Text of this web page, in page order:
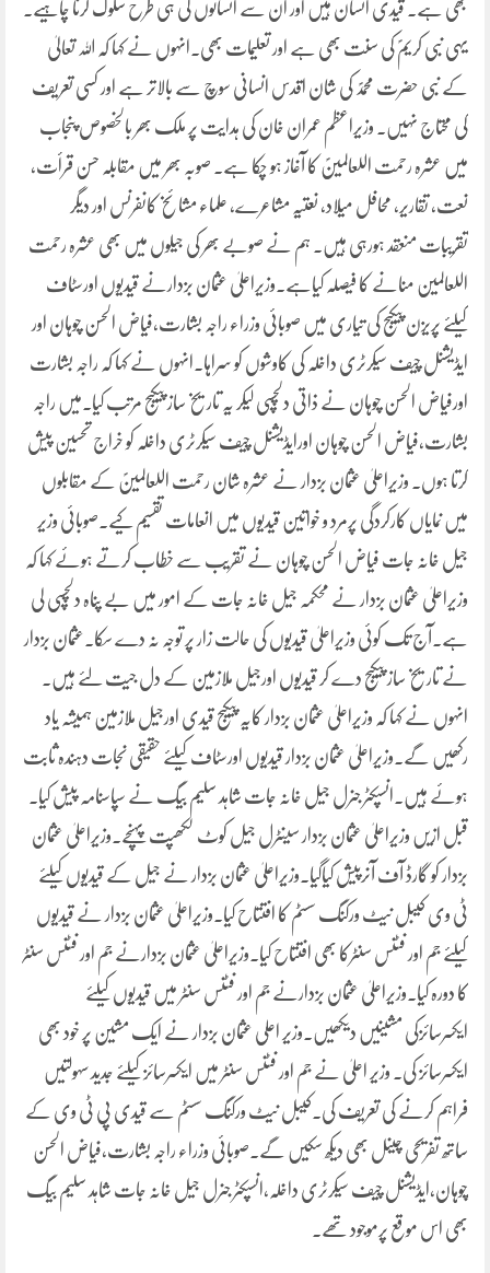
بھی ہے۔ قیدی انسان ہیں اور ان سے انسانوں کی ہی طرح سلوک کرنا چاہیے۔
یہی نبی کریمؐ کی سنت بھی ہے اور تعلیمات بھی۔انہوں نے کہا کہ اللہ تعالیٰ
کے نبی حضرت محمدؐ کی شان اقدس انسانی سوچ سے بالاتر ہے اور کسی تعریف
کی محتاج نہیں۔ وزیراعظم عمران خان کی ہدایت پر ملک بھر بالخصوص پنجاب
میں عشرہ رحمت اللعالمینؐ کا آغاز ہو چکا ہے۔ صوبہ بھر میں مقابلہ حسن قرأت،
نعت، تقاریر، محافل میلاد، نعتیہ مشاعرے، علماء مشائخ کانفرنس اور دیگر
تقریبات منعقد ہورہی ہیں۔ ہم نے صوبے بھر کی جیلوں میں بھی عشرہ رحمت
اللعالمین منانے کا فیصلہ کیاہے۔وزیراعلیٰ عثمان بزدارنے قیدیوں اورسٹاف
کیلئے پریزن پیکیج کی تیاری میں صوبائی وزراء راجہ بشارت،فیاض الحسن چوہان اور
ایڈیشنل چیف سیکرٹری داخلہ کی کاوشوں کو سراہا۔انہوں نے کہا کہ راجہ بشارت
اورفیاض الحسن چوہان نے ذاتی دلچسپی لیکر یہ تاریخ ساز پیکیج مرتب کیا۔میں راجہ
بشارت،فیاض الحسن چوہان اورایڈیشنل چیف سیکرٹری داخلہ کو خراج تحسین پیش
کرتا ہوں۔ وزیراعلیٰ عثمان بزدار نے عشرہ شان رحمت اللعالمینؐ کے مقابلوں
میں نمایاں کارکردگی پرمرد و خواتین قیدیوں میں انعامات تقسیم کیے۔صوبائی وزیر
جیل خانہ جات فیاض الحسن چوہان نے تقریب سے خطاب کرتے ہوئے کہا کہ
وزیراعلیٰ عثمان بزدار نے محکمہ جیل خانہ جات کے امور میں بے پناہ دلچسپی لی
ہے۔آج تک کوئی وزیراعلیٰ قیدیوں کی حالت زار پر توجہ نہ دے سکا۔عثمان بزدار
نے تاریخ ساز پیکیج دے کر قیدیوں اورجیل ملازمین کے دل جیت لئے ہیں۔
انہوں نے کہا کہ وزیراعلیٰ عثمان بزدار کایہ پیکیج قیدی اورجیل ملازمین ہمیشہ یاد
رکھیں گے۔وزیراعلیٰ عثمان بزدار قیدیوں اورسٹاف کیلئے حقیقی نجات دہندہ ثابت
ہوئے ہیں۔انسپکٹر جنرل جیل خانہ جات شاہد سلیم بیگ نے سپاسنامہ پیش کیا۔
قبل ازیں وزیراعلیٰ عثمان بزدار سینٹرل جیل کوٹ لکھپت پہنچے۔وزیراعلیٰ عثمان
بزدار کو گارڈ آف آنرپیش کیاگیا۔وزیراعلیٰ عثمان بزدار نے جیل کے قیدیوں کیلئے
ٹی وی کیبل نیٹ ورکنگ سسٹم کا افتتاح کیا۔وزیراعلیٰ عثمان بزدار نے قیدیوں
کیلئے جم اور فٹنس سنٹرکا بھی افتتاح کیا۔وزیراعلیٰ عثمان بزدارنے جم اور فٹنس سنٹر
کا دورہ کیا۔وزیراعلیٰ عثمان بزدارنے جم اور فٹنس سنٹر میں قیدیوں کیلئے
ایکسرسائزکی مشینیں دیکھیں۔وزیر اعلی عثمان بزدار نے ایک مشین پر خود بھی
ایکسرسائز کی۔ وزیر اعلیٰ نے جم اور فٹنس سنٹر میں ایکسرسائز کیلئے جدید سہولتیں
فراہم کرنے کی تعریف کی۔کیبل نیٹ ورکنگ سسٹم سے قیدی پی ٹی وی کے
ساتھ تفریحی چینل بھی دیکھ سکیں گے۔صوبائی وزراء راجہ بشارت،فیاض الحسن
چوہان،ایڈیشنل چیف سیکرٹری داخلہ،انسپکٹر جنرل جیل خانہ جات شاہد سلیم بیگ
بھی اس موقع پرموجود تھے۔